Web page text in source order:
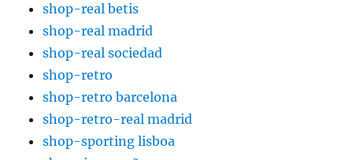
shop-real betis
shop-real madrid
shop-real sociedad
shop-retro
shop-retro barcelona
shop-retro-real madrid
shop-sporting lisboa